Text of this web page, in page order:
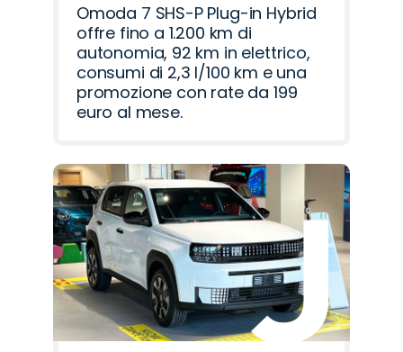
Omoda 7 SHS-P Plug-in Hybrid
offre fino a 1.200 km di
autonomia, 92 km in elettrico,
consumi di 2,3 l/100 km e una
promozione con rate da 199
euro al mese.